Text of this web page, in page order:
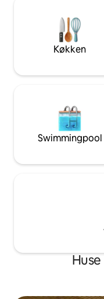
Køkken
Swimmingpool